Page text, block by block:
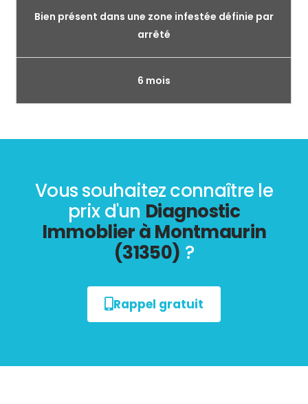
Bien présent dans une zone infestée définie par
arrêté
6 mois
Vous souhaitez connaître le
prix d'un Diagnostic
Immoblier à Montmaurin
(31350) ?
Rappel gratuit